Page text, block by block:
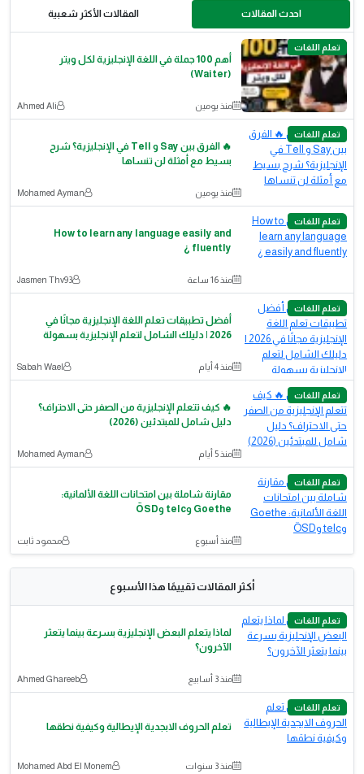
احدث المقالات المقالات الأكثر شعبية
تعلم اللغات
أهم 100 جملة في اللغة الإنجليزية لكل ويتر
(Waiter)
منذ يومين Ahmed Ali
تعلم اللغات
🔥 الفرق بين Say و Tell في الإنجليزية؟ شرح
بسيط مع أمثلة لن تنساها
منذ يومين Mohamed Ayman
تعلم اللغات
How to learn any language easily and
fluently ¿
منذ 16 ساعة Jasmen Thv93
تعلم اللغات
أفضل تطبيقات تعلم اللغة الإنجليزية مجانًا في
2026 | دليلك الشامل لتعلم الإنجليزية بسهولة
منذ 4 أيام Sabah Wael
تعلم اللغات
🔥 كيف تتعلم الإنجليزية من الصفر حتى الاحتراف؟
دليل شامل للمبتدئين (2026)
منذ 5 أيام Mohamed Ayman
تعلم اللغات
مقارنة شاملة بين امتحانات اللغة الألمانية:
Goethe وtelc وÖSD
منذ أسبوع محمود ثابت
أكثر المقالات تقييمًا هذا الأسبوع
تعلم اللغات
لماذا يتعلم البعض الإنجليزية بسرعة بينما يتعثر
الآخرون؟
منذ 3 أسابيع Ahmed Ghareeb
تعلم اللغات
تعلم الحروف الابجدية الإيطالية وكيفية نطقها
منذ 3 سنوات Mohamed Abd El Monem